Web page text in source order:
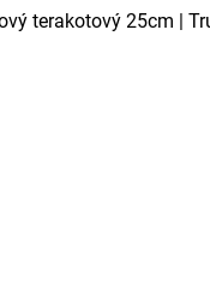
terakotový 25cm |